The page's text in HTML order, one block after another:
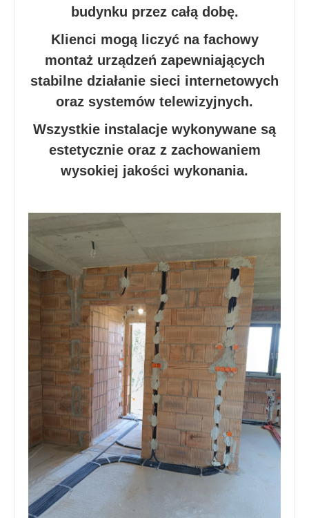
budynku przez całą dobę.
Klienci mogą liczyć na fachowy
montaż urządzeń zapewniających
stabilne działanie sieci internetowych
oraz systemów telewizyjnych.
Wszystkie instalacje wykonywane są
estetycznie oraz z zachowaniem
wysokiej jakości wykonania.